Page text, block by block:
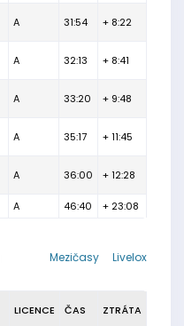
A 31:54 + 8:22
A 32:13 + 8:41
A 33:20 + 9:48
A 35:17 + 11:45
A 36:00 + 12:28
A 46:40 + 23:08
Livelox
Mezičasy
LICENCE ČAS ZTRÁTA